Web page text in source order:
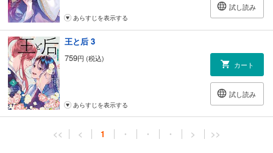
試し読み
あらすじを表示する
王と后 3
759円 (税込)
カート
試し読み
あらすじを表示する
<< < 1 ・ ・ ・ > >>